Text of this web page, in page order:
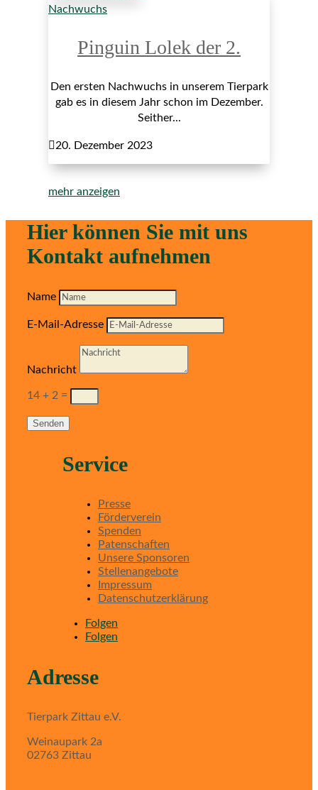
Nachwuchs
Pinguin Lolek der 2.
Den ersten Nachwuchs in unserem Tierpark
gab es in diesem Jahr schon im Dezember.
Seither...
20. Dezember 2023
mehr anzeigen
Hier können Sie mit uns
Kontakt aufnehmen
Name
E-Mail-Adresse
Nachricht
14 + 2 =
Senden
Service
Presse
Förderverein
Spenden
Patenschaften
Unsere Sponsoren
Stellenangebote
Impressum
Datenschutzerklärung
Folgen
Folgen
Adresse
Tierpark Zittau e.V.
Weinaupark 2a
02763 Zittau